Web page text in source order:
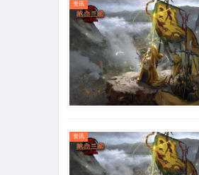
资讯
资讯